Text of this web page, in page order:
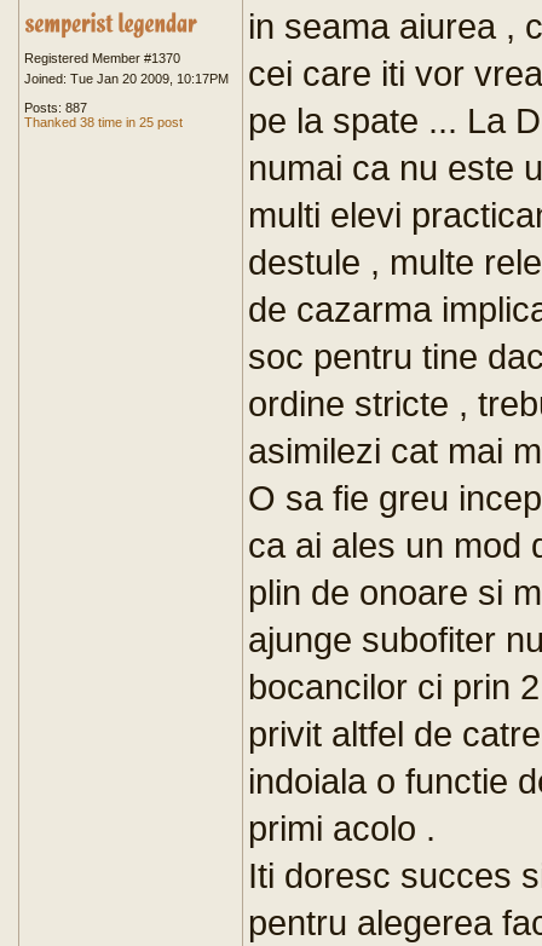
Registered Member #1370
Joined: Tue Jan 20 2009, 10:17PM
Posts: 887
Thanked 38 time in 25 post
in seama aiurea ,
cei care iti vor
pe la spate ... La
numai ca nu este
multi elevi
destule , multe
de cazarma
soc pentru tine
ordine stricte ,
asimilezi cat mai
O sa fie greu
ca ai ales un mod
plin de onoare si
ajunge subofiter
bocancilor ci prin
privit altfel de
indoiala o functie
primi acolo .
Iti doresc succes
pentru alegerea